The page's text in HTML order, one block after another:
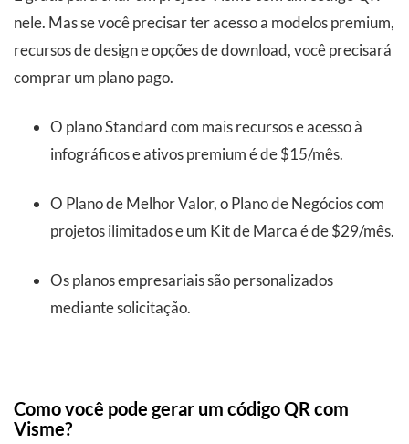
nele. Mas se você precisar ter acesso a modelos premium,
recursos de design e opções de download, você precisará
comprar um plano pago.
O plano Standard com mais recursos e acesso à
infográficos e ativos premium é de $15/mês.
O Plano de Melhor Valor, o Plano de Negócios com
projetos ilimitados e um Kit de Marca é de $29/mês.
Os planos empresariais são personalizados
mediante solicitação.
Como você pode gerar um código QR com
Visme?